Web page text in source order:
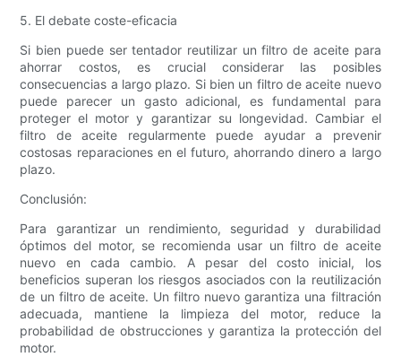
5. El debate coste-eficacia
Si bien puede ser tentador reutilizar un filtro de aceite para
ahorrar costos, es crucial considerar las posibles
consecuencias a largo plazo. Si bien un filtro de aceite nuevo
puede parecer un gasto adicional, es fundamental para
proteger el motor y garantizar su longevidad. Cambiar el
filtro de aceite regularmente puede ayudar a prevenir
costosas reparaciones en el futuro, ahorrando dinero a largo
plazo.
Conclusión:
Para garantizar un rendimiento, seguridad y durabilidad
óptimos del motor, se recomienda usar un filtro de aceite
nuevo en cada cambio. A pesar del costo inicial, los
beneficios superan los riesgos asociados con la reutilización
de un filtro de aceite. Un filtro nuevo garantiza una filtración
adecuada, mantiene la limpieza del motor, reduce la
probabilidad de obstrucciones y garantiza la protección del
motor.